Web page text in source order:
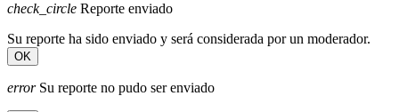
check_circle Reporte enviado
Su reporte ha sido enviado y será considerada por un moderador.
OK
errorSu reporte no pudo ser enviado